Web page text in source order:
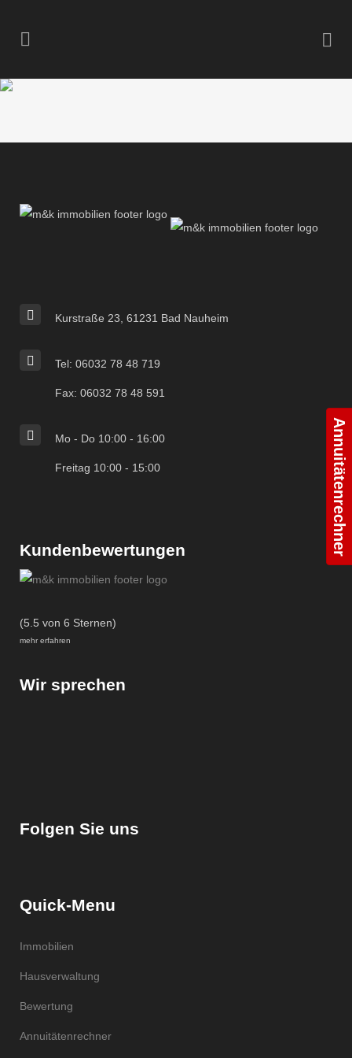
Kurstraße 23, 61231 Bad Nauheim
Tel: 06032 78 48 719
Fax: 06032 78 48 591
Mo - Do 10:00 - 16:00
Freitag 10:00 - 15:00
Kundenbewertungen
(5.5 von 6 Sternen)
mehr erfahren
Wir sprechen
Folgen Sie uns
Quick-Menu
Immobilien
Hausverwaltung
Bewertung
Annuitätenrechner
Annuitätenrechner